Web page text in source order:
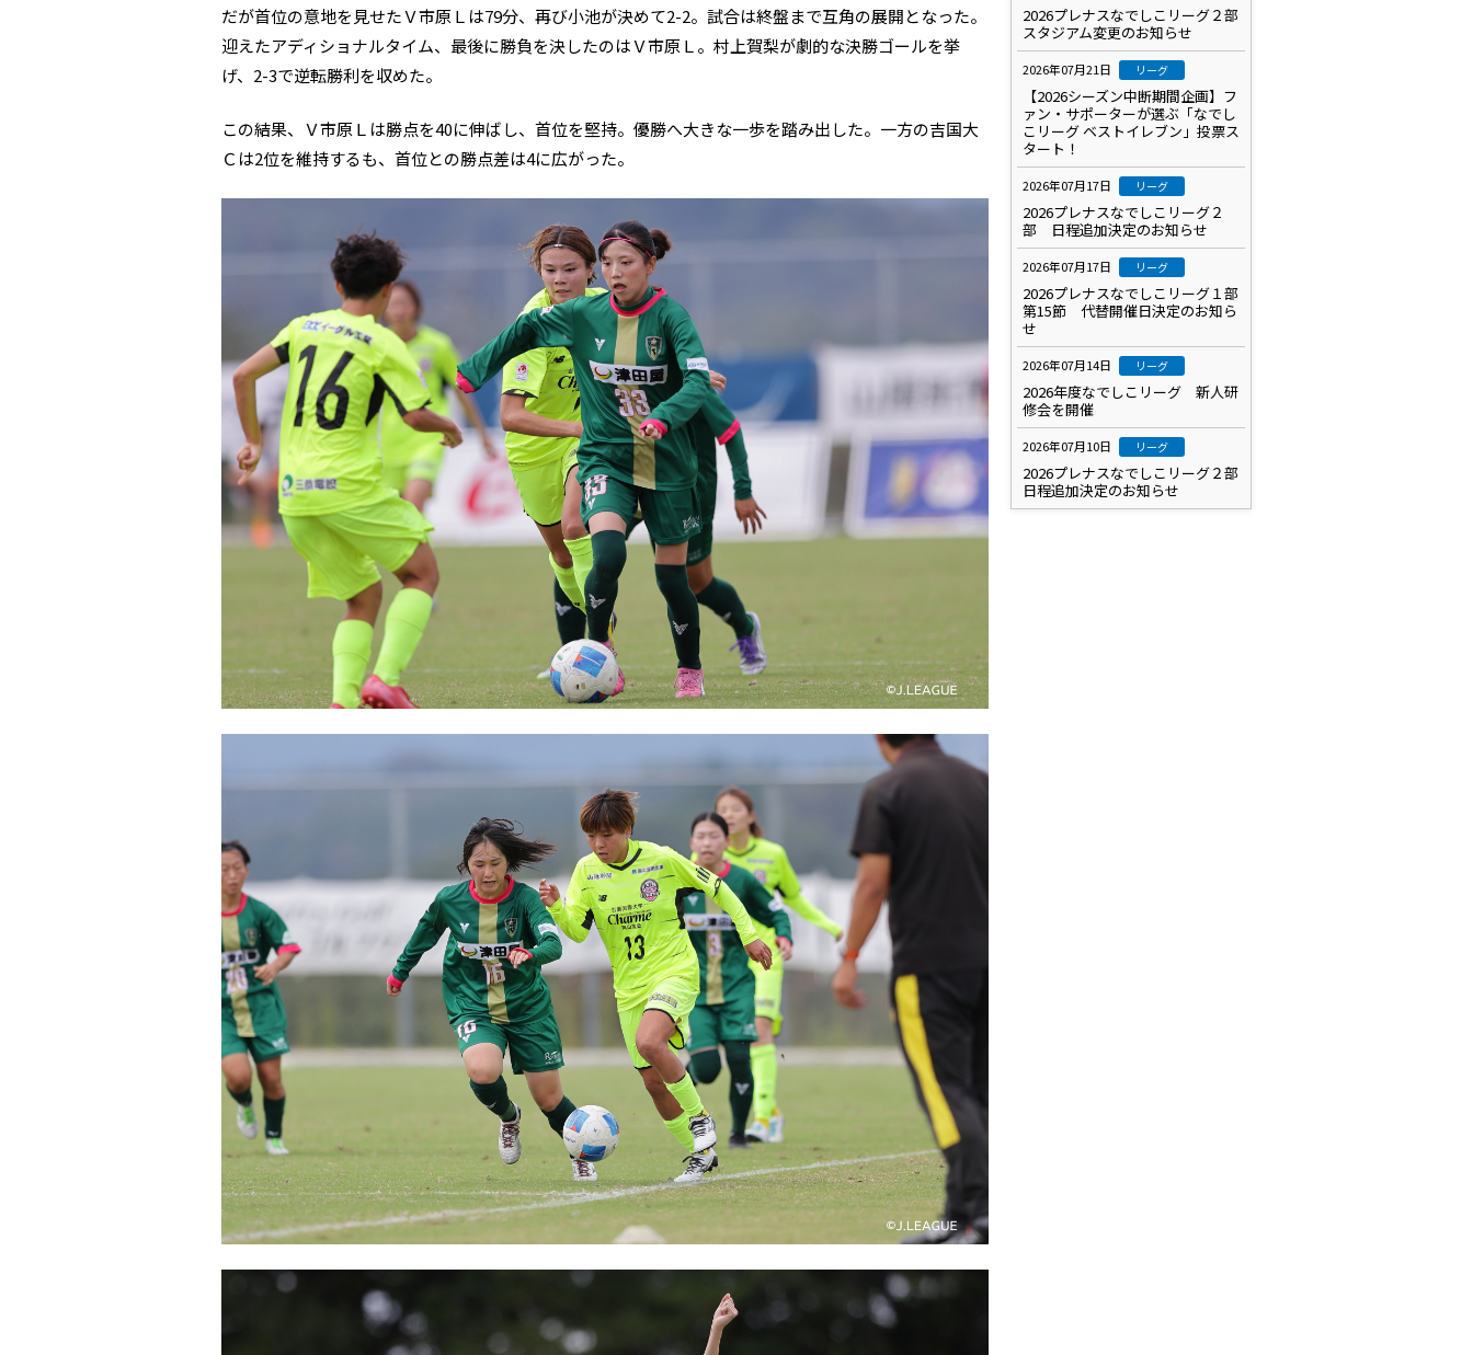
だが首位の意地を見せたＶ市原Ｌは79分、再び小池が決めて2-2。試合は終盤まで互角の展開となった。
迎えたアディショナルタイム、最後に勝負を決したのはＶ市原Ｌ。村上賀梨が劇的な決勝ゴールを挙
げ、2-3で逆転勝利を収めた。
この結果、Ｖ市原Ｌは勝点を40に伸ばし、首位を堅持。優勝へ大きな一歩を踏み出した。一方の吉国大
Ｃは2位を維持するも、首位との勝点差は4に広がった。
2026プレナスなでしこリーグ２部
スタジアム変更のお知らせ
2026年07月21日 リーグ
【2026シーズン中断期間企画】フ
ァン・サポーターが選ぶ「なでし
こリーグ ベストイレブン」投票ス
タート！
2026年07月17日 リーグ
2026プレナスなでしこリーグ２
部 日程追加決定のお知らせ
2026年07月17日 リーグ
2026プレナスなでしこリーグ１部
第15節 代替開催日決定のお知ら
せ
2026年07月14日 リーグ
2026年度なでしこリーグ 新人研
修会を開催
2026年07月10日 リーグ
2026プレナスなでしこリーグ２部
日程追加決定のお知らせ